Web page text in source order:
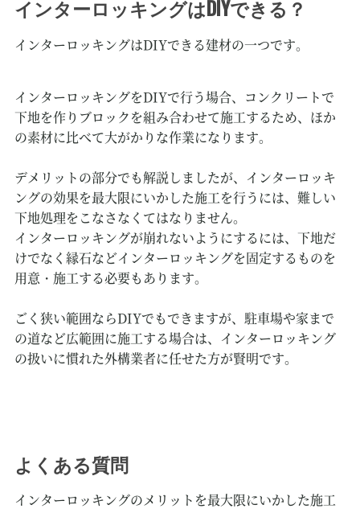
インターロッキングはDIYできる？
インターロッキングはDIYできる建材の一つです。
インターロッキングをDIYで行う場合、コンクリートで
下地を作りブロックを組み合わせて施工するため、ほか
の素材に比べて大がかりな作業になります。
デメリットの部分でも解説しましたが、インターロッキ
ングの効果を最大限にいかした施工を行うには、難しい
下地処理をこなさなくてはなりません。
インターロッキングが崩れないようにするには、下地だ
けでなく縁石などインターロッキングを固定するものを
用意・施工する必要もあります。
ごく狭い範囲ならDIYでもできますが、駐車場や家まで
の道など広範囲に施工する場合は、インターロッキング
の扱いに慣れた外構業者に任せた方が賢明です。
よくある質問
インターロッキングのメリットを最大限にいかした施工